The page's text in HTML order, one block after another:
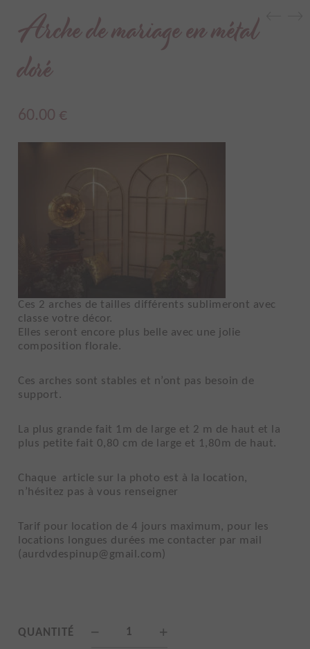
Arche de mariage en métal
doré
60.00 €
Ces 2 arches de tailles différents sublimeront avec
classe votre décor.
Elles seront encore plus belle avec une jolie
composition florale.
Ces arches sont stables et n’ont pas besoin de
support.
La plus grande fait 1m de large et 2 m de haut et la
plus petite fait 0,80 cm de large et 1,80m de haut.
Chaque article sur la photo est à la location,
n’hésitez pas à vous renseigner
Tarif pour location de 4 jours maximum, pour les
locations longues durées me contacter par mail
(aurdvdespinup@gmail.com)
QUANTITÉ
Arche